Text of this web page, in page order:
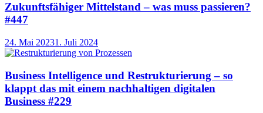
Zukunftsfähiger Mittelstand – was muss passieren?
#447
24. Mai 20231. Juli 2024
Business Intelligence und Restrukturierung – so
klappt das mit einem nachhaltigen digitalen
Business #229